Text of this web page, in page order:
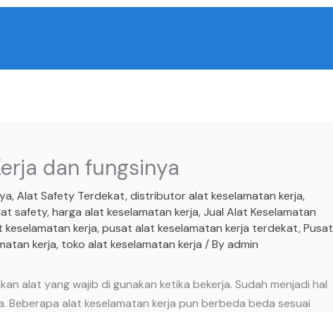
dan fungsinya
,Alat Safety Terdekat,distributor alat keselamatan kerja,
safety,harga alat keselamatan kerja,Jual Alat Keselamatan
kerja,pusat alat keselamatan kerja terdekat,Pusat
kerja, toko alat keselamatan kerja / Byadmin
alat yang wajib di gunakan ketika bekerja. Sudah menjadi hal
Beberapa alat keselamatan kerja pun berbeda beda sesuai